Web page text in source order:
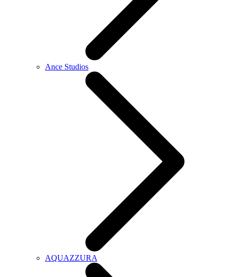
Ance Studios
AQUAZZURA